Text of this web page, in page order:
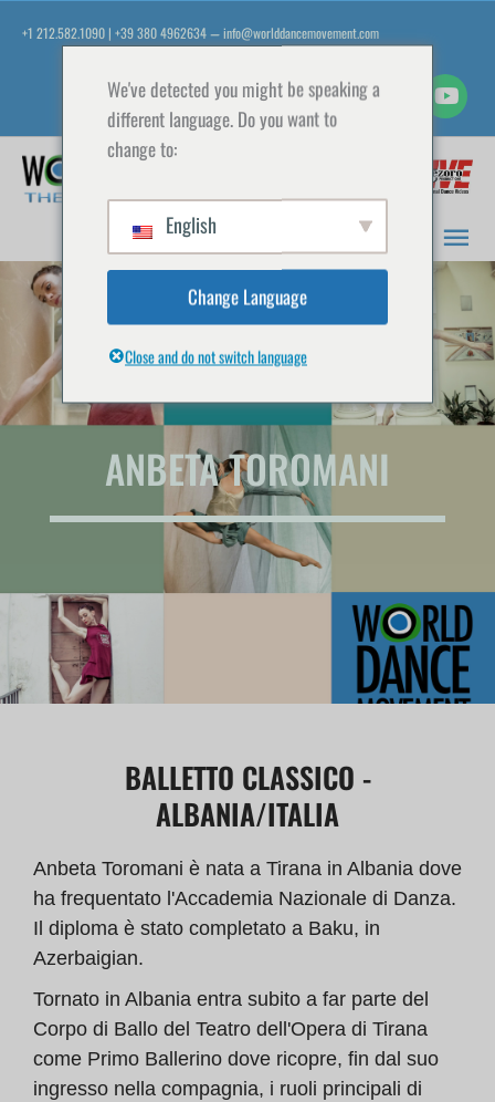
+1 212.582.1090 | +39 380 4962634 — info@worlddancemovement.com
ANBETA TOROMANI
BALLETTO CLASSICO -
ALBANIA/ITALIA
Anbeta Toromani è nata a Tirana in Albania dove
ha frequentato l'Accademia Nazionale di Danza.
Il diploma è stato completato a Baku, in
Azerbaigian.
Tornato in Albania entra subito a far parte del
Corpo di Ballo del Teatro dell'Opera di Tirana
come Primo Ballerino dove ricopre, fin dal suo
ingresso nella compagnia, i ruoli principali di
We've detected you might be speaking a
different language. Do you want to
change to:
English
Change Language
Close and do not switch language